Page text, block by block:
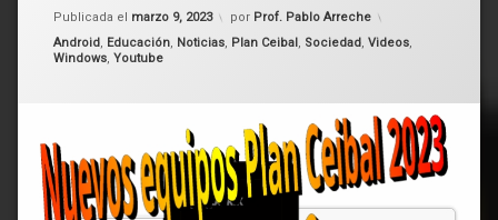
Publicada el marzo 9, 2023
Actualizado el marzo 9, 2023
por Prof. Pablo Arreche
Categorías:
Android, Educación, Noticias, Plan Ceibal, Sociedad, Videos,
Windows, Youtube
Secundaria
UTU
Wezen
sus
a
y
cual
es
su